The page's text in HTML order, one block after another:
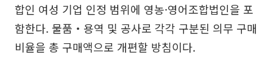
합인 여성 기업 인정 범위에 영농·영어조합법인을 포
함한다. 물품‧용역 및 공사로 각각 구분된 의무 구매
비율을 총 구매액으로 개편할 방침이다.